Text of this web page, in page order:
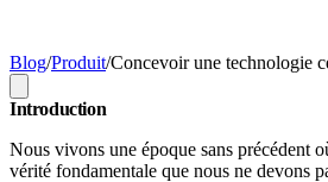
Blog/Produit/Concevoir une technologie
Introduction
Nous vivons une époque sans précédent
vérité fondamentale que nous ne devons